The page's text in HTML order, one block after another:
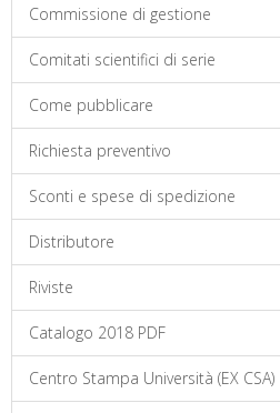
Commissione di gestione
Comitati scientifici di serie
Come pubblicare
Richiesta preventivo
Sconti e spese di spedizione
Distributore
Riviste
Catalogo 2018 PDF
Centro Stampa Università (EX CSA)